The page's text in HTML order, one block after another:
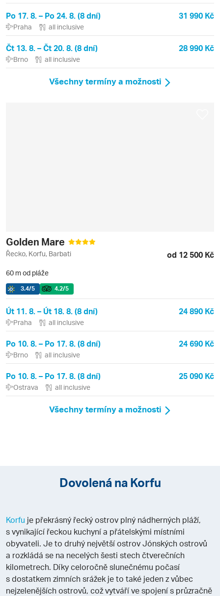
Po 17. 8. – Po 24. 8. (8 dní) 31 990 Kč
Praha all inclusive
Čt 13. 8. – Čt 20. 8. (8 dní) 28 990 Kč
Brno all inclusive
Všechny termíny a možnosti
Golden Mare
Řecko, Korfu, Barbati od 12 500 Kč
60 m od pláže
3.4/5 4.2/5
Út 11. 8. – Út 18. 8. (8 dní) 24 890 Kč
Praha all inclusive
Po 10. 8. – Po 17. 8. (8 dní) 24 690 Kč
Brno all inclusive
Po 10. 8. – Po 17. 8. (8 dní) 25 090 Kč
Ostrava all inclusive
Všechny termíny a možnosti
Dovolená na Korfu
Korfu je překrásný řecký ostrov plný nádherných pláží,
s vynikající řeckou kuchyní a přátelskými místními
obyvateli. Je to druhý největší ostrov Jónských ostrovů
a rozkládá se na necelých šesti stech čtverečních
kilometrech. Díky celoročně slunečnému počasí
s dostatkem zimních srážek je to také jeden z vůbec
nejzelenějších ostrovů, což vytváří ve spojení s průzračně